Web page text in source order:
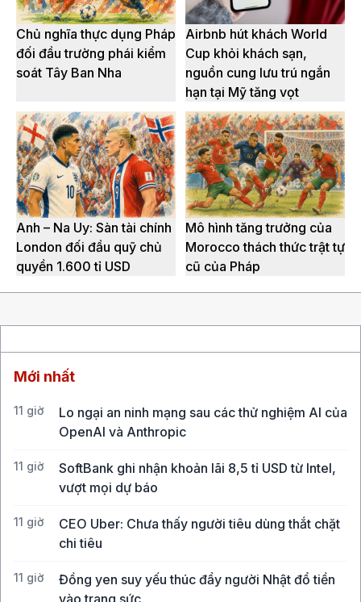
Chủ nghĩa thực dụng Pháp
đối đầu trường phái kiểm
soát Tây Ban Nha
Airbnb hút khách World
Cup khỏi khách sạn,
nguồn cung lưu trú ngắn
hạn tại Mỹ tăng vọt
Anh – Na Uy: Sàn tài chính
London đối đầu quỹ chủ
quyền 1.600 tỉ USD
Mô hình tăng trưởng của
Morocco thách thức trật tự
cũ của Pháp
Mới nhất
11 giờ
Lo ngại an ninh mạng sau các thử nghiệm AI của
OpenAI và Anthropic
11 giờ
SoftBank ghi nhận khoản lãi 8,5 tỉ USD từ Intel,
vượt mọi dự báo
11 giờ
CEO Uber: Chưa thấy người tiêu dùng thắt chặt
chi tiêu
11 giờ
Đồng yen suy yếu thúc đẩy người Nhật đổ tiền
vào trang sức